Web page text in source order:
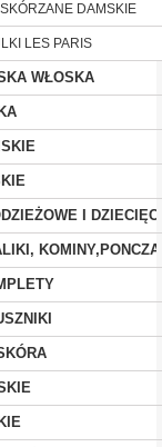
DAMSKIE
LES PARIS
WŁOSKA
I DZIECIĘCE
KOMINY,PONCZA